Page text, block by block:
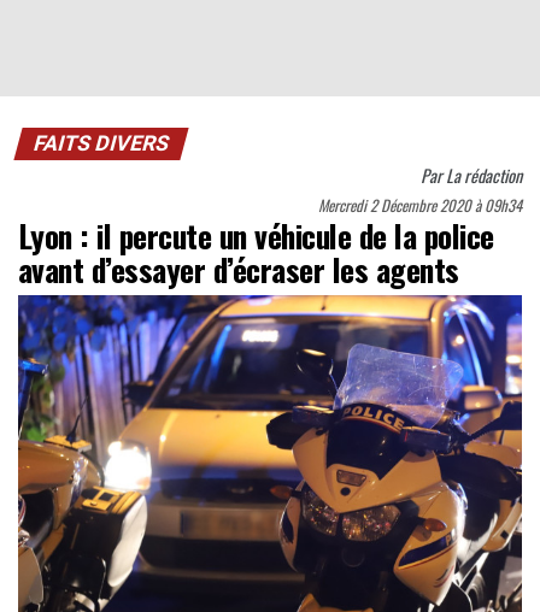
FAITS DIVERS
ParLa rédaction
Mercredi 2 Décembre 2020 à 09h34
Lyon : il percute un véhicule de la police
avant d’essayer d’écraser les agents